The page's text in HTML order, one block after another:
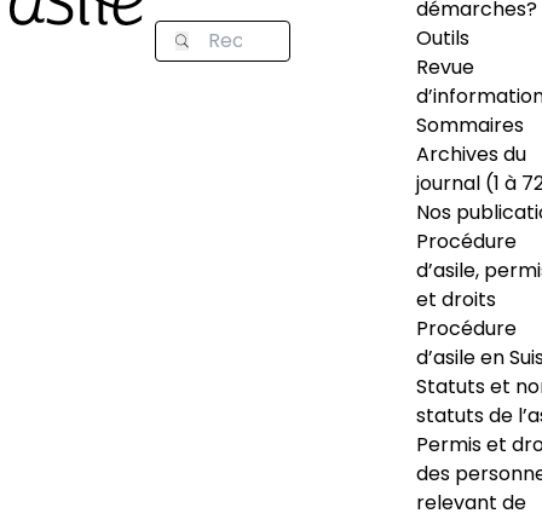
démarches?
Outils
Revue
Sommaires
Archives du
journal (1 à
Nos
Procédure
d’asile,
et droits
Procédure
d’asile en
Statuts et
statuts de
Permis et
des
relevant de